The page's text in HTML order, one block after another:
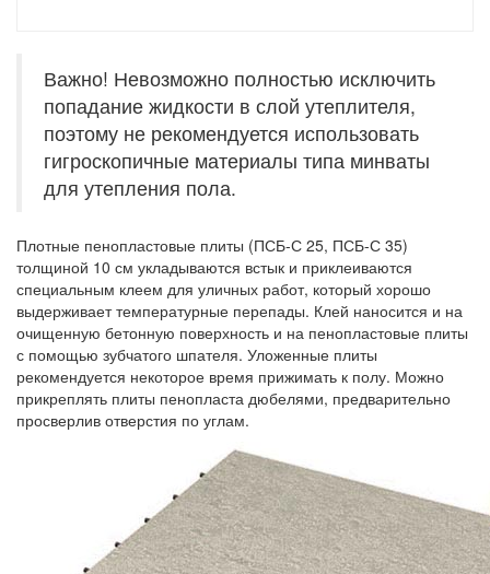
Важно! Невозможно полностью исключить
попадание жидкости в слой утеплителя,
поэтому не рекомендуется использовать
гигроскопичные материалы типа минваты
для утепления пола.
Плотные пенопластовые плиты (ПСБ-С 25, ПСБ-С 35)
толщиной 10 см укладываются встык и приклеиваются
специальным клеем для уличных работ, который хорошо
выдерживает температурные перепады. Клей наносится и на
очищенную бетонную поверхность и на пенопластовые плиты
с помощью зубчатого шпателя. Уложенные плиты
рекомендуется некоторое время прижимать к полу. Можно
прикреплять плиты пенопласта дюбелями, предварительно
просверлив отверстия по углам.